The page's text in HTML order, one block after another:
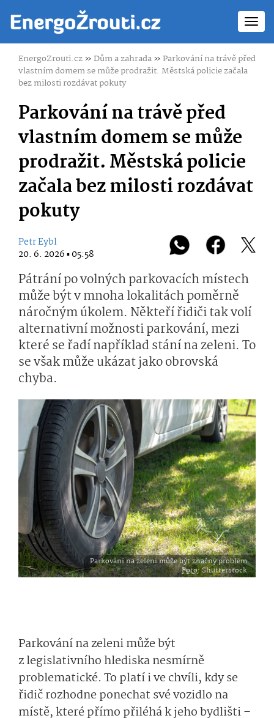
EnergoZrouti.cz»Dům a zahrada»Parkování na trávě před
vlastním domem se může prodražit. Městská policie začala
bez milosti rozdávat pokuty
Parkování na trávě před
vlastním domem se může
prodražit. Městská policie
začala bez milosti rozdávat
pokuty
Petr Eybl
20. 6. 2026 ▪ 05:58
Pátrání po volných parkovacích místech
může být v mnoha lokalitách poměrně
náročným úkolem. Někteří řidiči tak volí
alternativní možnosti parkování, mezi
které se řadí například stání na zeleni. To
se však může ukázat jako obrovská
chyba.
Parkování na zeleni může být značný problém.
Foto: Shutterstock.
Parkování na zeleni může být
z legislativního hlediska nesmírně
problematické. To platí i ve chvíli, kdy se
řidič rozhodne ponechat své vozidlo na
místě, které přímo přiléhá k jeho bydlišti –